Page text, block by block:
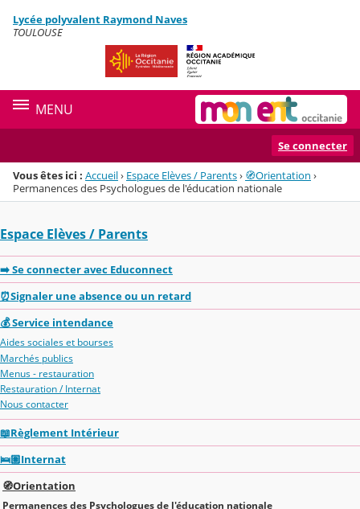
Menu de la rubrique
Contenu
Lycée polyvalent Raymond Naves
TOULOUSE
MENU
Se connecter
Vous êtes ici : Accueil› Espace Elèves / Parents› 🧭Orientation ›
Permanences des Psychologues de l'éducation nationale
Espace Elèves / Parents
➡️ Se connecter avec Educonnect
⏰Signaler une absence ou un retard
💰 Service intendance
Aides sociales et bourses
Marchés publics
Menus - restauration
Restauration / Internat
Nous contacter
📖Règlement Intérieur
🛌🏽Internat
🧭Orientation
Permanences des Psychologues de l'éducation nationale